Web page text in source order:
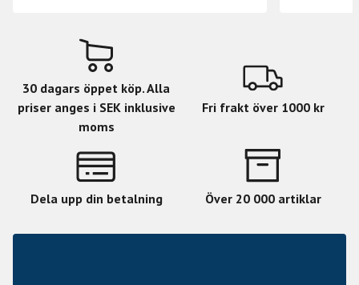
30 dagars öppet köp. Alla
priser anges i SEK inklusive
moms
Fri frakt över 1000 kr
Dela upp din betalning Över 20 000 artiklar